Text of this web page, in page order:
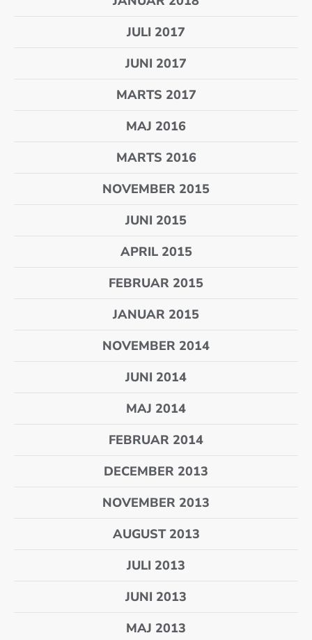
JULI 2017
JUNI 2017
MARTS 2017
MAJ 2016
MARTS 2016
NOVEMBER 2015
JUNI 2015
APRIL 2015
FEBRUAR 2015
JANUAR 2015
NOVEMBER 2014
JUNI 2014
MAJ 2014
FEBRUAR 2014
DECEMBER 2013
NOVEMBER 2013
AUGUST 2013
JULI 2013
JUNI 2013
MAJ 2013